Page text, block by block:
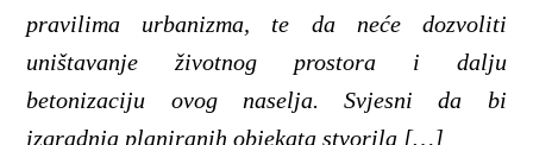
pravilima urbanizma, te da neće dozvoliti
uništavanje životnog prostora i dalju
betonizaciju ovog naselja. Svjesni da bi
izgradnja planiranih objekata stvorila […]